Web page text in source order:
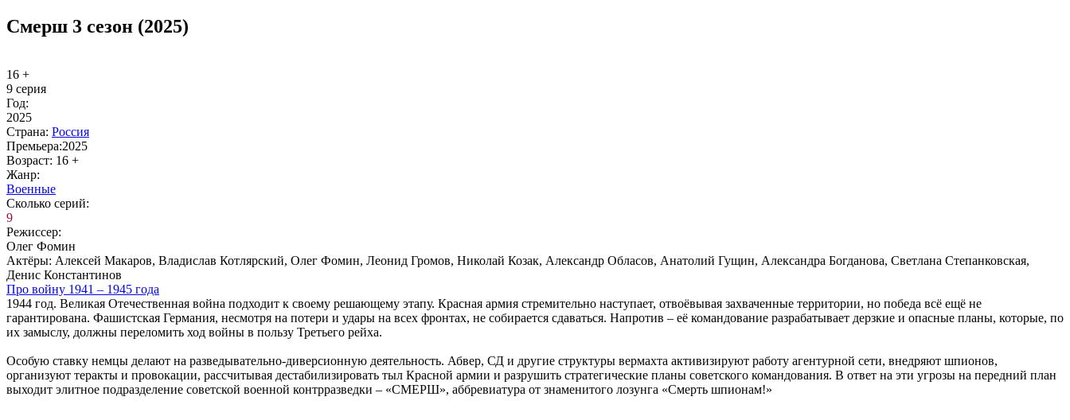
Смерш 3 сезон (2025)
16 +
9 серия
Год:
2025
Стра­на: Рос­сия
Пре­мье­ра:2025
Воз­раст: 16 +
Жанр:
Во­ен­ные
Сколь­ко се­рий:
9
Ре­жис­сер:
Олег Фомин
Ак­тё­ры: Алексей Макаров, Владислав Котлярский, Олег Фомин, Леонид Громов, Николай Козак, Александр Обласов, Анатолий Гущин, Александра Богданова, Светлана Степанковская,
Денис Константинов
Про вой­ну 1941 – 1945 го­да
1944 год. Великая Отечественная война подходит к своему решающему этапу. Красная армия стремительно наступает, отвоёвывая захваченные территории, но победа всё ещё не
гарантирована. Фашистская Германия, несмотря на потери и удары на всех фронтах, не собирается сдаваться. Напротив – её командование разрабатывает дерзкие и опасные планы, которые, по
их замыслу, должны переломить ход войны в пользу Третьего рейха.
Особую ставку немцы делают на разведывательно-диверсионную деятельность. Абвер, СД и другие структуры вермахта активизируют работу агентурной сети, внедряют шпионов,
организуют теракты и провокации, рассчитывая дестабилизировать тыл Красной армии и разрушить стратегические планы советского командования. В ответ на эти угрозы на передний план
выходит элитное подразделение советской военной контрразведки – «СМЕРШ», аббревиатура от знаменитого лозунга «Смерть шпионам!»